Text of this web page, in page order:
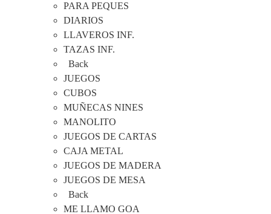
PARA PEQUES
DIARIOS
LLAVEROS INF.
TAZAS INF.
Back
JUEGOS
CUBOS
MUÑECAS NINES
MANOLITO
JUEGOS DE CARTAS
CAJA METAL
JUEGOS DE MADERA
JUEGOS DE MESA
Back
ME LLAMO GOA